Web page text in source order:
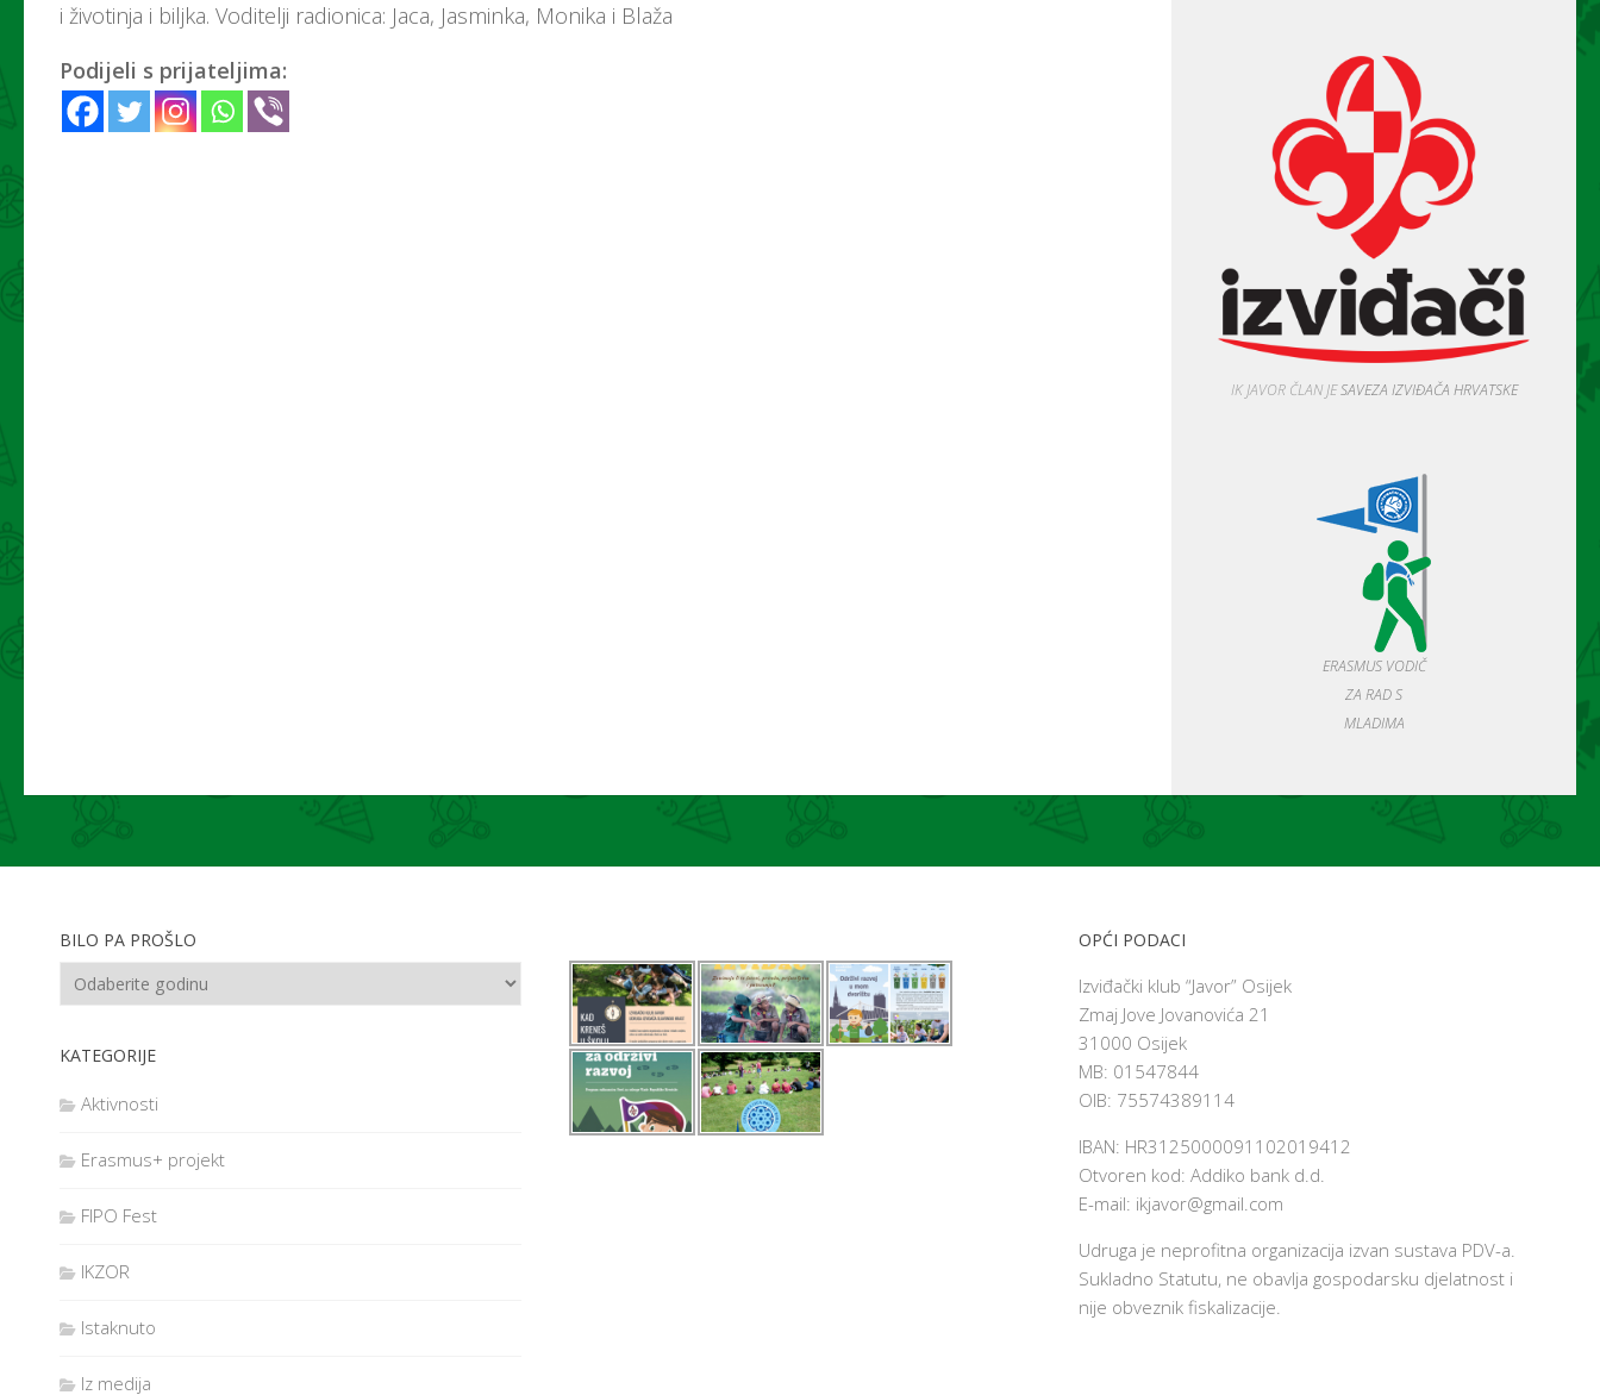
i životinja i biljka. Voditelji radionica: Jaca, Jasminka, Monika i Blaža
Podijeli s prijateljima:
IK JAVOR ČLAN JESAVEZA IZVIĐAČA HRVATSKE
ERASMUS VODIČ
ZA RAD S
MLADIMA
BILO PA PROŠLO
KATEGORIJE
Aktivnosti
Erasmus+ projekt
FIPO Fest
IKZOR
Istaknuto
Iz medija
OPĆI PODACI
Izviđački klub “Javor” Osijek
Zmaj Jove Jovanovića 21
31000 Osijek
MB: 01547844
OIB: 75574389114
IBAN: HR3125000091102019412
Otvoren kod: Addiko bank d.d.
E-mail: ikjavor@gmail.com
Udruga je neprofitna organizacija izvan sustava PDV-a.
Sukladno Statutu, ne obavlja gospodarsku djelatnost i
nije obveznik fiskalizacije.